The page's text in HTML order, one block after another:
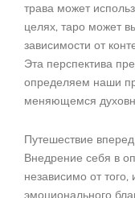
трава может
целях, таро может
зависимости от
Эта перспектива
определяем наши
меняющемся
Путешествие вперед
Внедрение себя в
независимо от
эмоционального